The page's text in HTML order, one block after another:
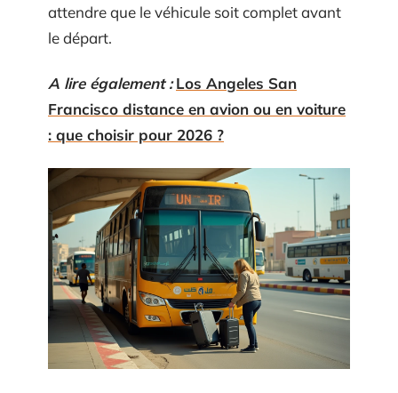
attendre que le véhicule soit complet avant
le départ.
A lire également : Los Angeles San
Francisco distance en avion ou en voiture
: que choisir pour 2026 ?